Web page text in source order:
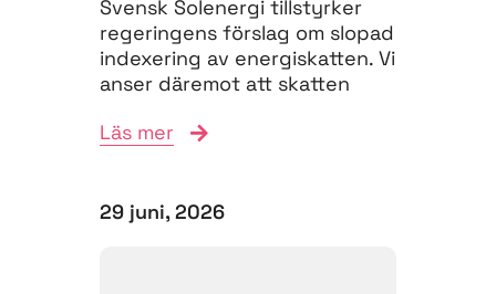
Svensk Solenergi tillstyrker
regeringens förslag om slopad
indexering av energiskatten. Vi
anser däremot att skatten
att...
Läs mer
29 juni, 2026